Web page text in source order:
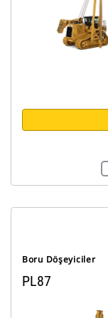
Boru Döşeyiciler
PL87